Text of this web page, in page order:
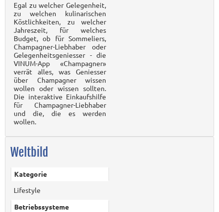
Egal zu welcher Gelegenheit,
zu welchen kulinarischen
Köstlichkeiten, zu welcher
Jahreszeit, für welches
Budget, ob für Sommeliers,
Champagner-Liebhaber oder
Gelegenheitsgeniesser - die
VINUM-App «Champagner»
verrät alles, was Geniesser
über Champagner wissen
wollen oder wissen sollten.
Die interaktive Einkaufshilfe
für Champagner-Liebhaber
und die, die es werden
wollen.
Weltbild
Kategorie
Lifestyle
Betriebssysteme